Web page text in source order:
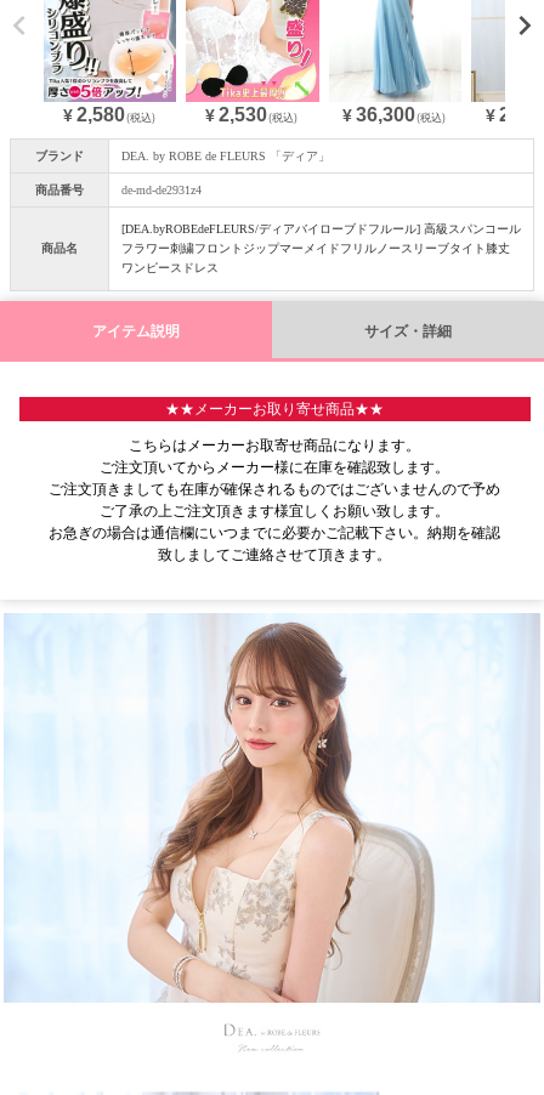
OriginalBrand
¥ 2,580(税込) ¥ 2,530(税込) ¥ 36,300(税込) ¥
ブランド DEA. by ROBE de FLEURS 「ディア」
商品番号 de-md-de2931z4
商品名
[DEA.byROBEdeFLEURS/ディアバイローブドフルール] 高級スパンコール
フラワー刺繍フロントジップマーメイドフリルノースリーブタイト膝丈
ワンピースドレス
アイテム説明 サイズ・詳細
★★メーカーお取り寄せ商品★★
こちらはメーカーお取寄せ商品になります。
ご注文頂いてからメーカー様に在庫を確認致します。
ご注文頂きましても在庫が確保されるものではございませんので予め
ご了承の上ご注文頂きます様宜しくお願い致します。
お急ぎの場合は通信欄にいつまでに必要かご記載下さい。納期を確認
致しましてご連絡させて頂きます。